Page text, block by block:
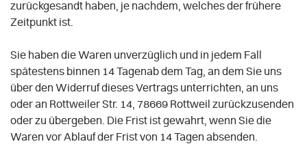
zurückgesandt haben, je nachdem, welches der frühere
Zeitpunkt ist.
Sie haben die Waren unverzüglich und in jedem Fall
spätestens binnen 14Tagenab dem Tag, an dem Sie uns
über den Widerruf dieses Vertrags unterrichten, an uns
oder an Rottweiler Str. 14, 78669 Rottweil zurückzusenden
oder zu übergeben. Die Frist ist gewahrt, wenn Sie die
Waren vor Ablauf der Frist von 14 Tagen absenden.